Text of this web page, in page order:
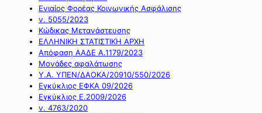
Ενιαίος Φορέας Κοινωνικής Ασφάλισης
ν. 5055/2023
Κώδικας Μετανάστευσης
ΕΛΛΗΝΙΚΗ ΣΤΑΤΙΣΤΙΚΗ ΑΡΧΗ
Απόφαση ΑΑΔΕ Α.1179/2023
Μονάδες αφαλάτωσης
Υ.Α. ΥΠΕΝ/ΔΑΟΚΑ/20910/550/2026
Εγκύκλιος ΕΦΚΑ 09/2026
Εγκύκλιος Ε.2009/2026
ν. 4763/2020